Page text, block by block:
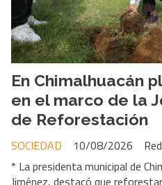
En Chimalhuacán
en el marco de la
de Reforestación
SOCIEDAD
10/08/2026
* La presidenta municipal de
Jiménez, destacó que